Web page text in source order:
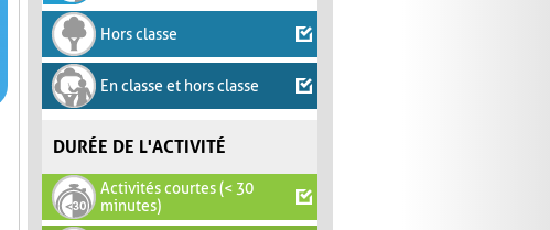
Hors classe
En classe et hors classe
DURÉE DE L'ACTIVITÉ
Activités courtes (< 30
minutes)